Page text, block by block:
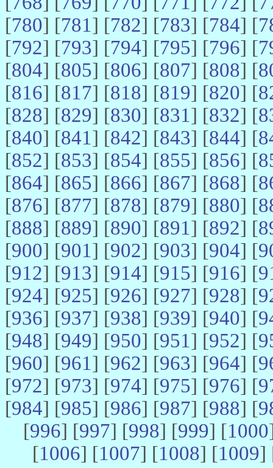
[780] [781] [782] [783] [784] [
[792] [793] [794] [795] [796] [
[804] [805] [806] [807] [808] [
[816] [817] [818] [819] [820] [
[828] [829] [830] [831] [832] [
[840] [841] [842] [843] [844] [
[852] [853] [854] [855] [856] [
[864] [865] [866] [867] [868] [
[876] [877] [878] [879] [880] [
[888] [889] [890] [891] [892] [
[900] [901] [902] [903] [904] [
[912] [913] [914] [915] [916] [
[924] [925] [926] [927] [928] [
[936] [937] [938] [939] [940] [
[948] [949] [950] [951] [952] [
[960] [961] [962] [963] [964] [
[972] [973] [974] [975] [976] [
[984] [985] [986] [987] [988] [
[996] [997] [998] [999] [1000
[1006] [1007] [1008] [1009]